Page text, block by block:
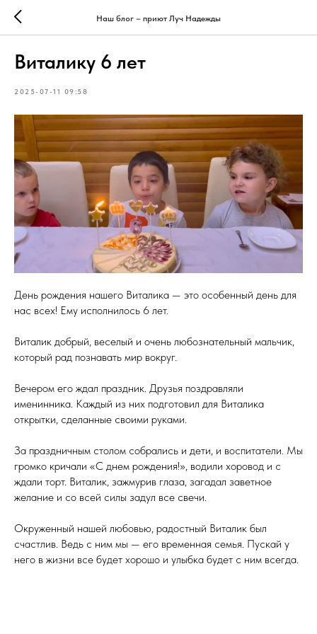
Наш блог – приют Луч Надежды
Виталику 6 лет
2025-07-11 09:58
День рождения нашего Виталика — это особенный день для
нас всех! Ему исполнилось 6 лет.
Виталик добрый, веселый и очень любознательный мальчик,
который рад познавать мир вокруг.
Вечером его ждал праздник. Друзья поздравляли
именинника. Каждый из них подготовил для Виталика
открытки, сделанные своими руками.
За праздничным столом собрались и дети, и воспитатели. Мы
громко кричали «С днем рождения!», водили хоровод и с
ждали торт. Виталик, зажмурив глаза, загадал заветное
желание и со всей силы задул все свечи.
Окруженный нашей любовью, радостный Виталик был
счастлив. Ведь с ним мы — его временная семья. Пускай у
него в жизни все будет хорошо и улыбка будет с ним всегда.